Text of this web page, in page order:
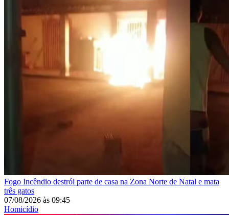
Fogo Incêndio destrói parte de casa na Zona Norte de Natal e mata
três gatos
07/08/2026 às 09:45
Homicídio